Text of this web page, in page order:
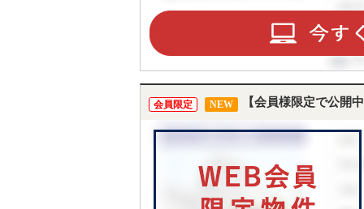
会員限定 NEW 【会員様限定で公開